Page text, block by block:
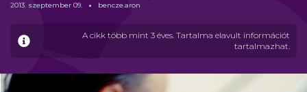
A cikk több mint 3 éves. Tartalma elavult információt
tartalmazhat.
2013. szeptember 09. bencze.aron